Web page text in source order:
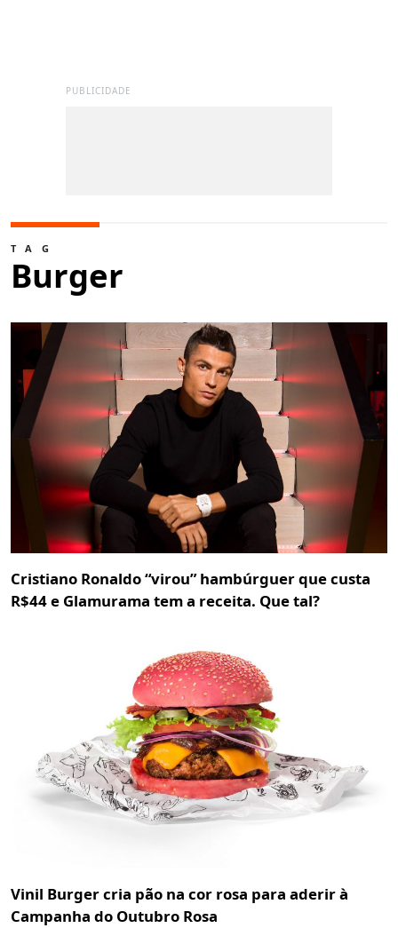
PUBLICIDADE
TAG
Burger
Cristiano Ronaldo “virou” hambúrguer que custa
R$44 e Glamurama tem a receita. Que tal?
Vinil Burger cria pão na cor rosa para aderir à
Campanha do Outubro Rosa